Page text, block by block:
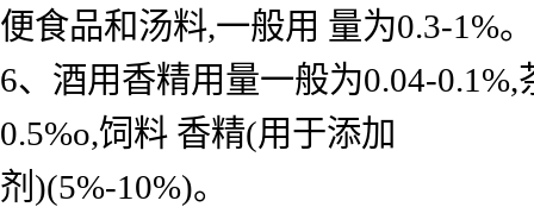
便食品和汤料,一般用 量为0.3-1%。
6、酒用香精用量一般为0.04-
0.5%o,饲料 香精(用于添加
剂)(5%-10%)。